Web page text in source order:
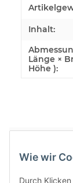
Wie wir
Durch
Wert
Inhalt:
Länge ×
Höhe ):